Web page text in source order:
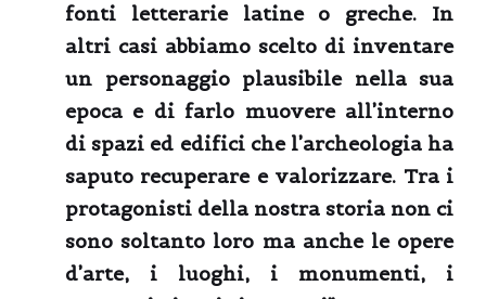
fonti letterarie latine o greche. In
altri casi abbiamo scelto di inventare
un personaggio plausibile nella sua
epoca e di farlo muovere all’interno
di spazi ed edifici che l’archeologia ha
saputo recuperare e valorizzare. Tra i
protagonisti della nostra storia non ci
sono soltanto loro ma anche le opere
d’arte, i luoghi, i monumenti, i